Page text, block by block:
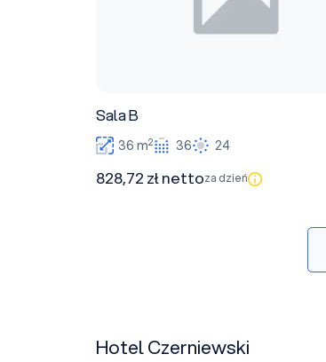
Sala B
36 m2 36 24
828,72 zł nettoza dzień
Hotel Czerniewski